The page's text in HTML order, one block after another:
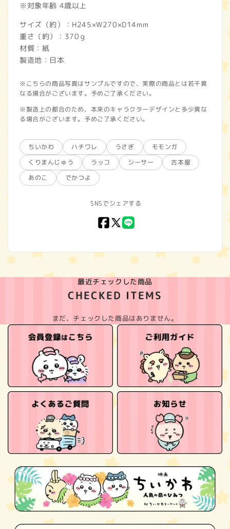
※対象年齢 4歳以上
サイズ（約）：H245×W270×D14mm
重さ（約）：370ｇ
材質：紙
製造地：日本
※こちらの商品写真はサンプルですので、実際の商品とは若干異
なる場合がございます。予めご了承ください。
※製造上の都合のため、本来のキャラクターデザインと多少異な
る場合がございます。予めご了承ください。
ちいかわ ハチワレ うさぎ
モモンガ
くりまんじゅう
ラッコ シーサー
古本屋
あのこ
でかつよ
SNSでシェアする
Facebook
X
最近チェックした商品
CHECKED ITEMS
まだ、チェックした商品はありません。